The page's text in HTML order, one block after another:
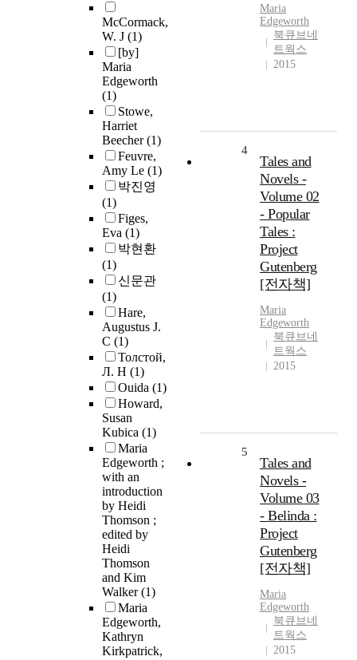
McCormack,
W. J (1)
[by]
Maria
Edgeworth
(1)
Stowe,
Harriet
Beecher(1)
Feuvre,
Amy Le (1)
박진영
(1)
Figes,
Eva (1)
박현환
(1)
신문관
(1)
Hare,
Augustus J.
C (1)
Толстой,
Л. Н (1)
Ouida (1)
Howard,
Susan
Kubica (1)
Maria
Edgeworth ;
with an
introduction
by Heidi
Thomson ;
edited by
Heidi
Thomson
and Kim
Walker(1)
Maria
Edgeworth,
Kathryn
Kirkpatrick,
Maria
Edgeworth
북큐브네
트웍스
2015
4
Tales and
Novels -
Volume 02
- Popular
Tales :
Project
Gutenberg
[전자책]
Maria
Edgeworth
북큐브네
트웍스
2015
5
Tales and
Novels -
Volume 03
- Belinda :
Project
Gutenberg
[전자책]
Maria
Edgeworth
북큐브네
트웍스
2015